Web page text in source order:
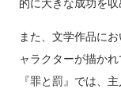
また、文学作品に
ャラクターが描か
『罪と罰』では、